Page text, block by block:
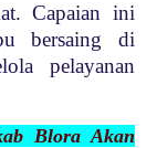
Capaian ini
bersaing di
pelayanan
Blora Akan